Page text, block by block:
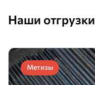
Наши отгрузки
Метизы